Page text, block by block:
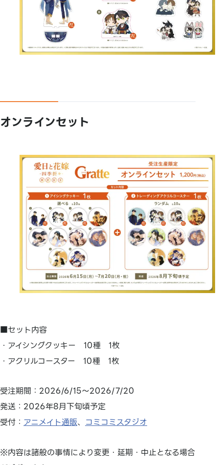
オンラインセット
■セット内容
・アイシングクッキー 10種 1枚
・アクリルコースター 10種 1枚
受注期間：2026/6/15～2026/7/20
発送：2026年8月下旬頃予定
受付： アニメイト通販、 コミコミスタジオ
※内容は諸般の事情により変更・延期・中止となる場合